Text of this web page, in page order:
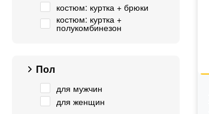
костюм: куртка + брюки
костюм: куртка +
полукомбинезон
Пол
для мужчин
для женщин